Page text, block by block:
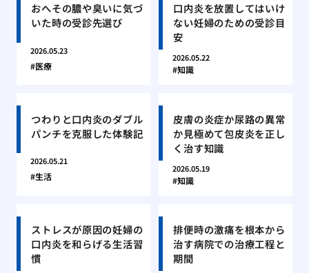
おへその膿や臭いに気づ
いた時の受診先選び
2026.05.23
医療
口内炎を放置してはいけ
ない妊婦のための受診目
安
2026.05.22
知識
つわりと口内炎のダブル
パンチを克服した体験記
2026.05.21
生活
皮膚の炎症か尿路の異常
か見極めて包皮炎を正し
く治す知識
2026.05.19
知識
ストレスが原因の妊婦の
口内炎を和らげる生活習
慣
排便時の激痛を根本から
治す病院での治療工程と
期間